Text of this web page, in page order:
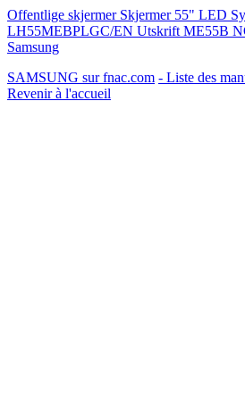
Offentlige skjermer Skjermer 55" LED
LH55MEBPLGC/EN Utskrift ME55B
Samsung
SAMSUNG sur fnac.com - Liste des
Revenir à l'accueil